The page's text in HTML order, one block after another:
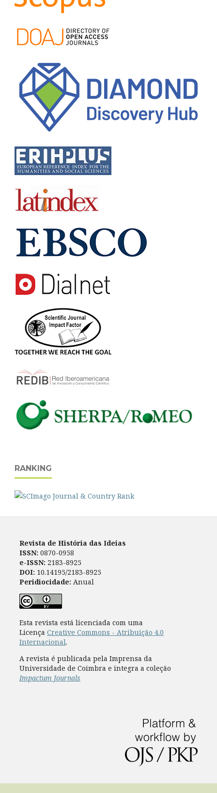
RANKING
Revista de História das Ideias
ISSN: 0870-0958
e-ISSN: 2183-8925
DOI: 10.14195/2183-8925
Peridiocidade: Anual
Esta revista está licenciada com uma
Licença Creative Commons - Atribuição 4.0
Internacional.
A revista é publicada pela Imprensa da
Universidade de Coimbra e integra a coleção
Impactum Journals